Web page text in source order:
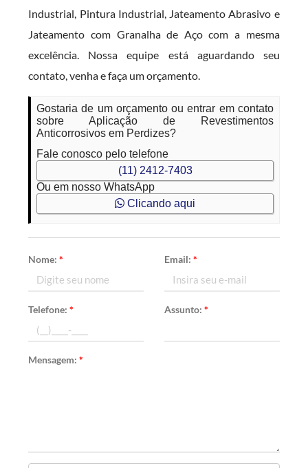
Industrial, Pintura Industrial, Jateamento Abrasivo e
Jateamento com Granalha de Aço com a mesma
excelência. Nossa equipe está aguardando seu
contato, venha e faça um orçamento.
Gostaria de um orçamento ou entrar em contato
sobre Aplicação de Revestimentos
Anticorrosivos em Perdizes?
Fale conosco pelo telefone
(11) 2412-7403
Ou em nosso WhatsApp
Clicando aqui
Nome:* Email: *
Telefone:* Assunto: *
Mensagem:*